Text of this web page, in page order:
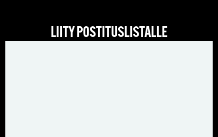
LIITY POSTITUSLISTALLE